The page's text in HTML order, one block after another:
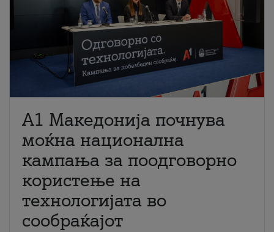
A1 Македонија почнува
моќна национална
кампања за поодговорно
користење на
технологијата во
сообраќајот